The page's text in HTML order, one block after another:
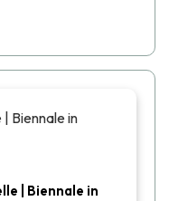
| Biennale in